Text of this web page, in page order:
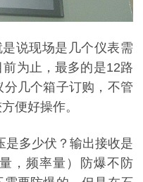
现场是几个仪表需
为止，最多的是12路
几个箱子订购，不管
便好操作。
少伏？输出接收是
，频率量）防爆不防